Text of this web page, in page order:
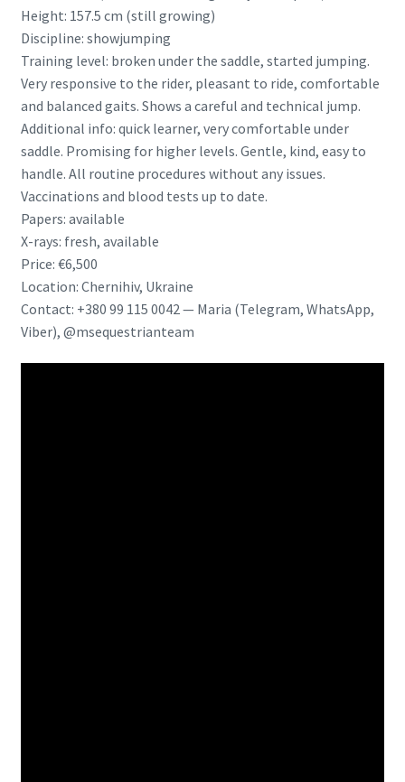
Height: 157.5 cm (still growing)
Discipline: showjumping
Training level: broken under the saddle, started jumping.
Very responsive to the rider, pleasant to ride, comfortable
and balanced gaits. Shows a careful and technical jump.
Additional info: quick learner, very comfortable under
saddle. Promising for higher levels. Gentle, kind, easy to
handle. All routine procedures without any issues.
Vaccinations and blood tests up to date.
Papers: available
X-rays: fresh, available
Price: €6,500
Location: Chernihiv, Ukraine
Contact: +380 99 115 0042 — Maria (Telegram, WhatsApp,
Viber), @msequestrianteam